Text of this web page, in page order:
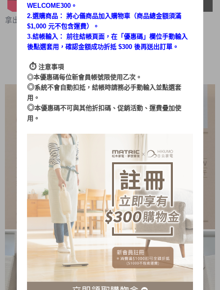
拿出來你會看到
兩用布團乾燥機－主機
配件：伸縮管
配件：烘被套
配件：烘鞋架
說明書＆保固卡
WELCOME300。
2.選購商品： 將心儀商品加入購物車（商品總金額須滿
$1,000 元不包含運費）。
3.結帳輸入： 前往結帳頁面，在「 優惠碼 」欄位手動輸入
後點選套用，確認金額成功折抵 $300 後再送出訂單。
⏱︎ 注意事項
◎本優惠碼每位新會員帳號限使用乙次。
◎系統不會自動扣抵，結帳時請務必手動輸入並點選套
用。
◎本優惠碼不可與其他折扣碼、促銷活動、運費疊加使
用。